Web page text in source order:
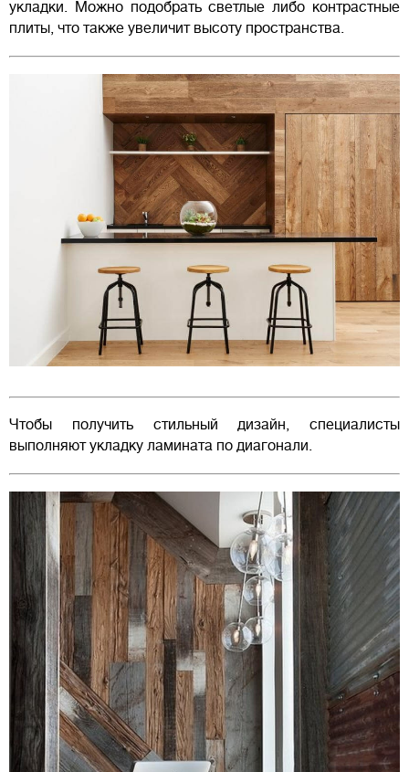
укладки. Можно подобрать светлые либо контрастные
плиты, что также увеличит высоту пространства.
Чтобы получить стильный дизайн, специалисты
выполняют укладку ламината по диагонали.